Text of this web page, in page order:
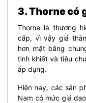
3. Thorne có
Thorne là thương
cấp, vì vậy giá
hơn mặt bằng
tinh khiết và tiêu
áp dụng.
Hiện nay, các sản
Nam có mức giá